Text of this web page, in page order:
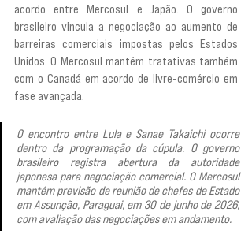
acordo entre Mercosul e Japão. O governo
brasileiro vincula a negociação ao aumento de
barreiras comerciais impostas pelos Estados
Unidos. O Mercosul mantém tratativas também
com o Canadá em acordo de livre-comércio em
fase avançada.
O encontro entre Lula e Sanae Takaichi ocorre
dentro da programação da cúpula. O governo
brasileiro registra abertura da autoridade
japonesa para negociação comercial. O Mercosul
mantém previsão de reunião de chefes de Estado
em Assunção, Paraguai, em 30 de junho de 2026,
com avaliação das negociações em andamento.